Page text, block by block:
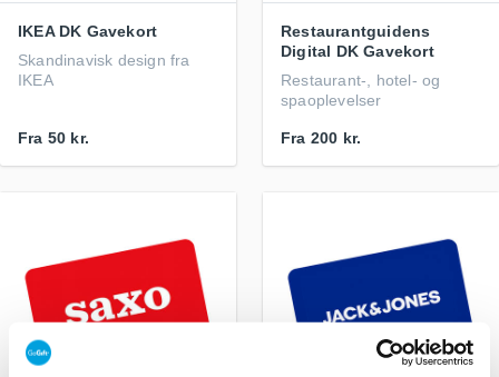
IKEA DK Gavekort
Skandinavisk design fra
IKEA
Fra 50 kr.
Restaurantguidens
Digital DK Gavekort
Restaurant-, hotel- og
spaoplevelser
Fra 200 kr.